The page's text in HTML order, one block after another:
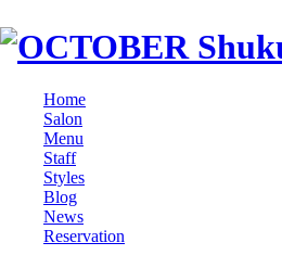
Home
Salon
Menu
Staff
Styles
Blog
News
Reservation